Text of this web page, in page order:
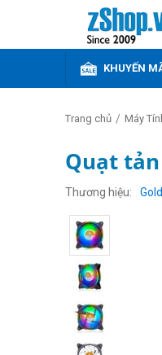
KHUYẾN
Trang chủ / Máy
Quạt tản
Thương hiệu